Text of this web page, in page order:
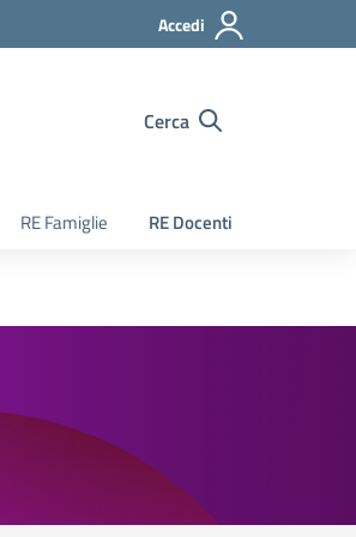
Accedi
Cerca
RE Famiglie RE Docenti